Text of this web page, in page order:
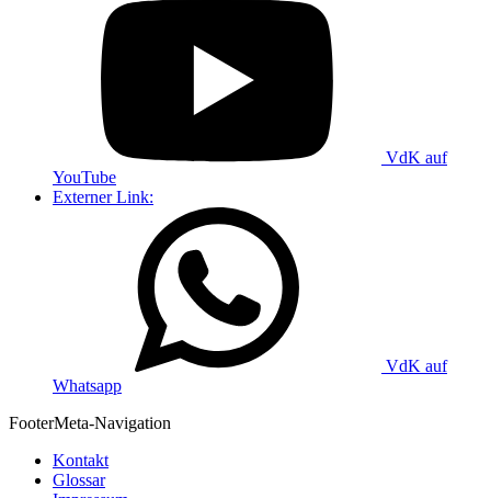
VdK auf
YouTube
Externer Link:
VdK auf
Whatsapp
FooterMeta-Navigation
Kontakt
Glossar